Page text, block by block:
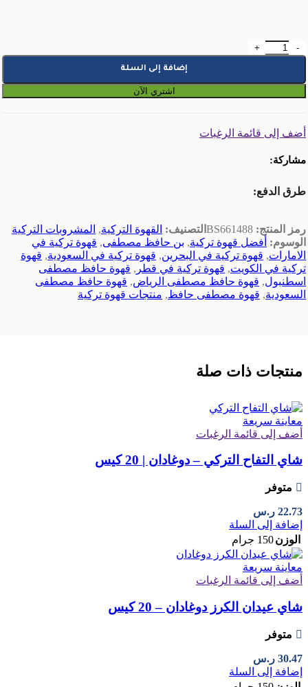
كمية قهوة تركية حافظ مصطفى 170 غرام
إضافة إلى السلة
اشتري الآن
أضف إلى قائمة الرغبات
مشاركة:
طرق الدفع:
رمز المنتج: BS661488 التصنيف: القهوة التركية, المشروبات التركية
الوسوم: أفضل قهوة تركية, بن حافظ مصطفى, قهوة تركية في
الامارات, قهوة تركية في البحرين, قهوة تركية في السعودية, قهوة
تركية في الكويت, قهوة تركية في قطر , قهوة حافظ مصطفى
اسطنبول, قهوة حافظ مصطفى الرياض, قهوة حافظ مصطفى
السعودية, قهوة مصطفى حافظ, منتجات قهوة تركية
منتجات ذات صلة
معاينة سريعة
أضف إلى قائمة الرغبات
شاي التفاح التركي – دوغادان | 20 كيس
متوفر
22.73 ر.س
إضافة إلى السلة
الوزن150 جرام
معاينة سريعة
أضف إلى قائمة الرغبات
شاي عيدان الكرز دوغادان – 20 كيس
متوفر
30.47 ر.س
إضافة إلى السلة